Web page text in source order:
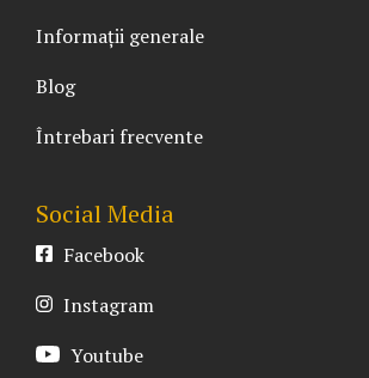
Informații generale
Blog
Întrebari frecvente
Social Media
Facebook
Instagram
Youtube